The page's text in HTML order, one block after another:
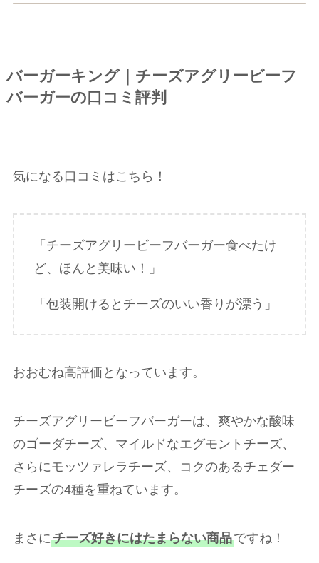
バーガーキング｜チーズアグリービーフ
バーガーの口コミ評判
気になる口コミはこちら！
「チーズアグリービーフバーガー食べたけ
ど、ほんと美味い！」
「包装開けるとチーズのいい香りが漂う」
おおむね高評価となっています。
チーズアグリービーフバーガーは、爽やかな酸味
のゴーダチーズ、マイルドなエグモントチーズ、
さらにモッツァレラチーズ、コクのあるチェダー
チーズの4種を重ねています。
まさにチーズ好きにはたまらない商品ですね！